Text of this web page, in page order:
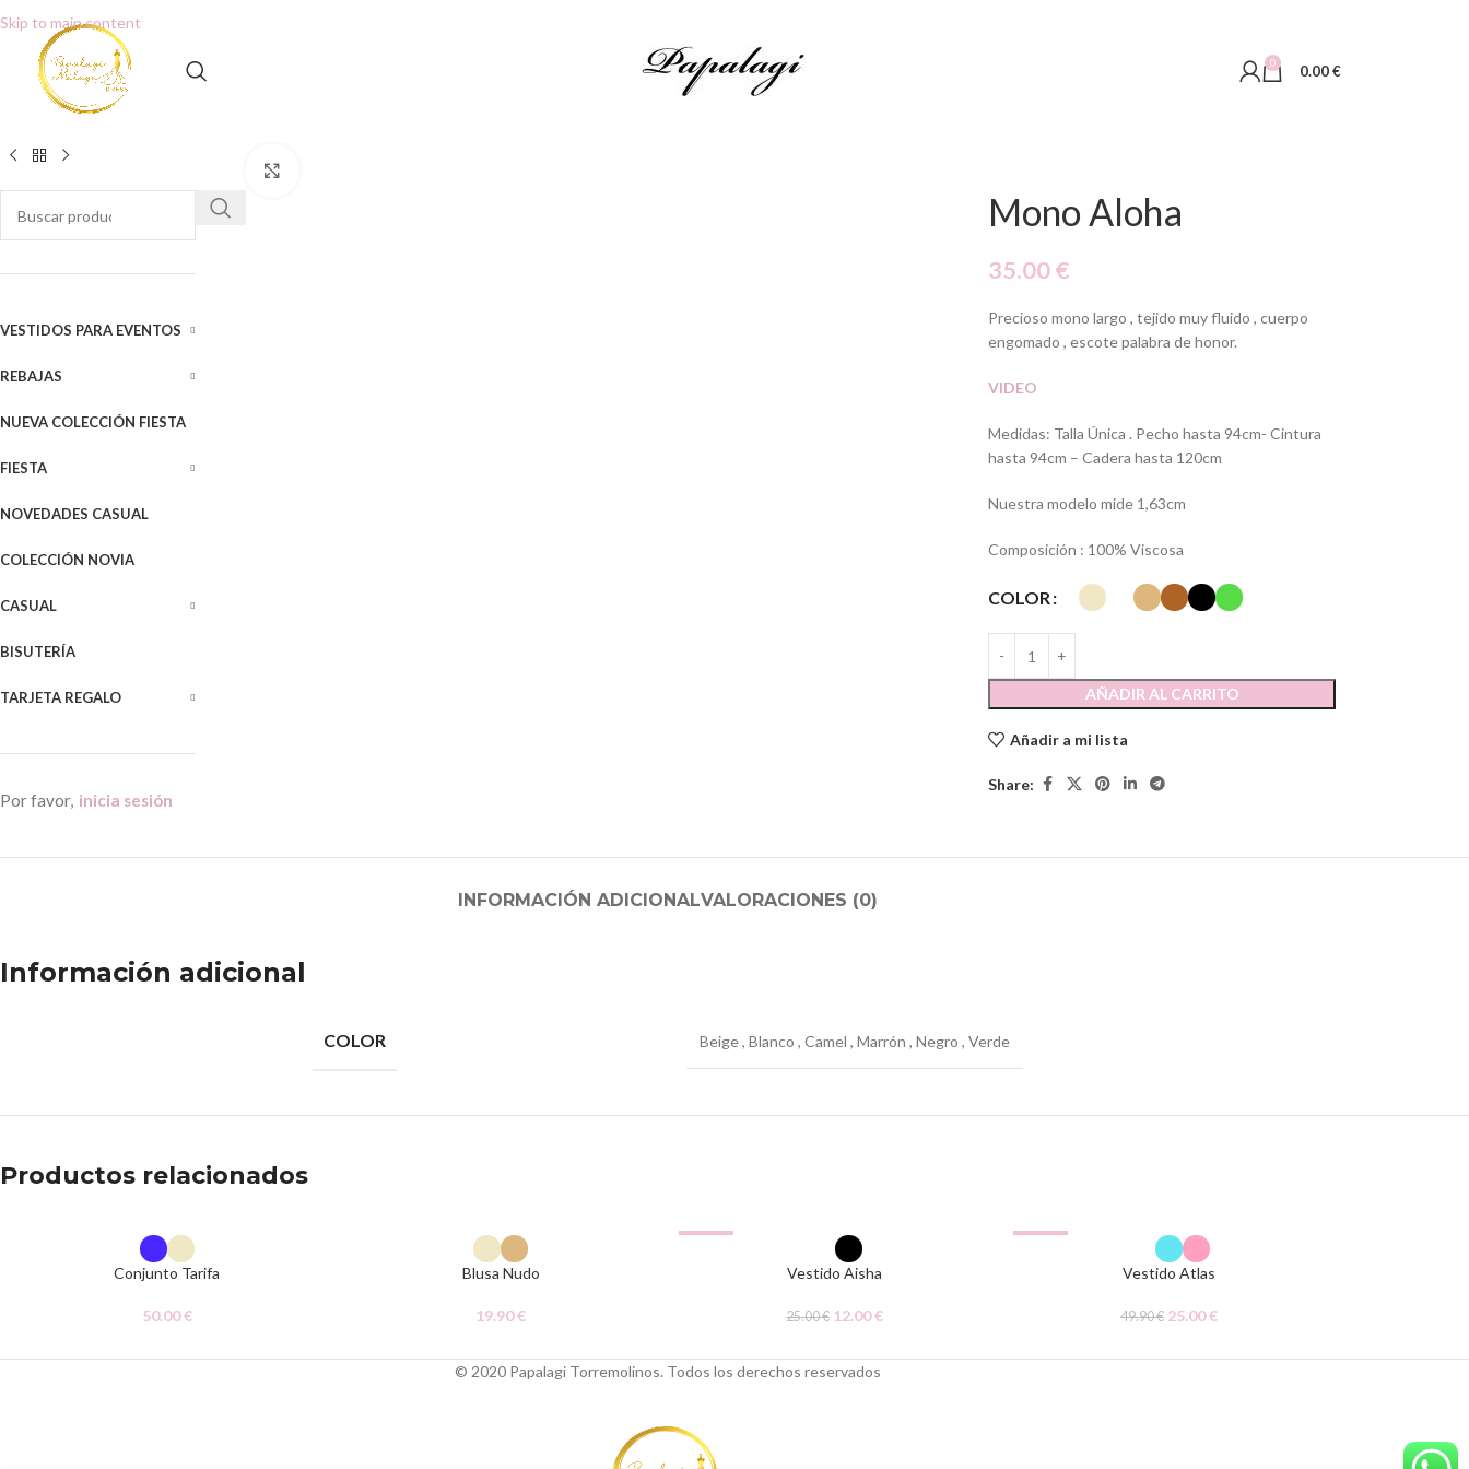
Skip to main content
0 0.00€
VESTIDOS PARA EVENTOS
REBAJAS
NUEVA COLECCIÓN FIESTA
FIESTA
NOVEDADES CASUAL
COLECCIÓN NOVIA
CASUAL
BISUTERÍA
TARJETA REGALO
Por favor, inicia sesión
Mono Aloha
35.00€
Precioso mono largo , tejido muy fluido , cuerpo
engomado , escote palabra de honor.
VIDEO
Medidas: Talla Única . Pecho hasta 94cm- Cintura
hasta 94cm – Cadera hasta 120cm
Nuestra modelo mide 1,63cm
Composición : 100% Viscosa
COLOR
AÑADIR AL CARRITO
Añadir a mi lista
Share:
INFORMACIÓN ADICIONALVALORACIONES (0)
Información adicional
COLOR Beige, Blanco , Camel , Marrón , Negro , Verde
Productos relacionados
Conjunto Tarifa
50.00€
Blusa Nudo
19.90€
Vestido Aisha
25.00€ 12.00€
Vestido Atlas
49.90€ 25.00€
© 2020 Papalagi Torremolinos. Todos los derechos reservados